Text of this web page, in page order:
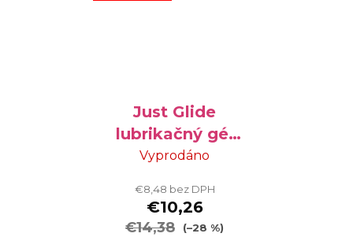
Just Glide
lubrikačný gél
na vodnej báze
VÝPREDAJ
Vyprodáno
€8,48 bez DPH
€10,26
€14,38 (–28 %)